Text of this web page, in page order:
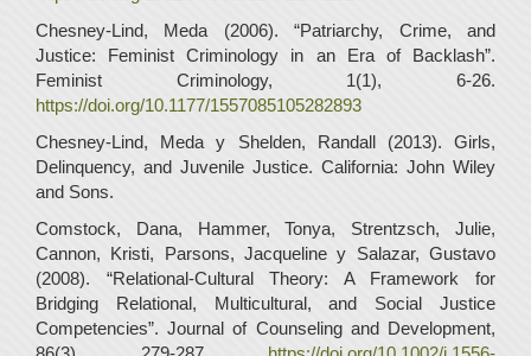
Chesney-Lind, Meda (2006). “Patriarchy, Crime, and
Justice: Feminist Criminology in an Era of Backlash”.
Feminist Criminology, 1(1), 6-26.
https://doi.org/10.1177/1557085105282893
Chesney-Lind, Meda y Shelden, Randall (2013). Girls,
Delinquency, and Juvenile Justice. California: John Wiley
and Sons.
Comstock, Dana, Hammer, Tonya, Strentzsch, Julie,
Cannon, Kristi, Parsons, Jacqueline y Salazar, Gustavo
(2008). “Relational-Cultural Theory: A Framework for
Bridging Relational, Multicultural, and Social Justice
Competencies”. Journal of Counseling and Development,